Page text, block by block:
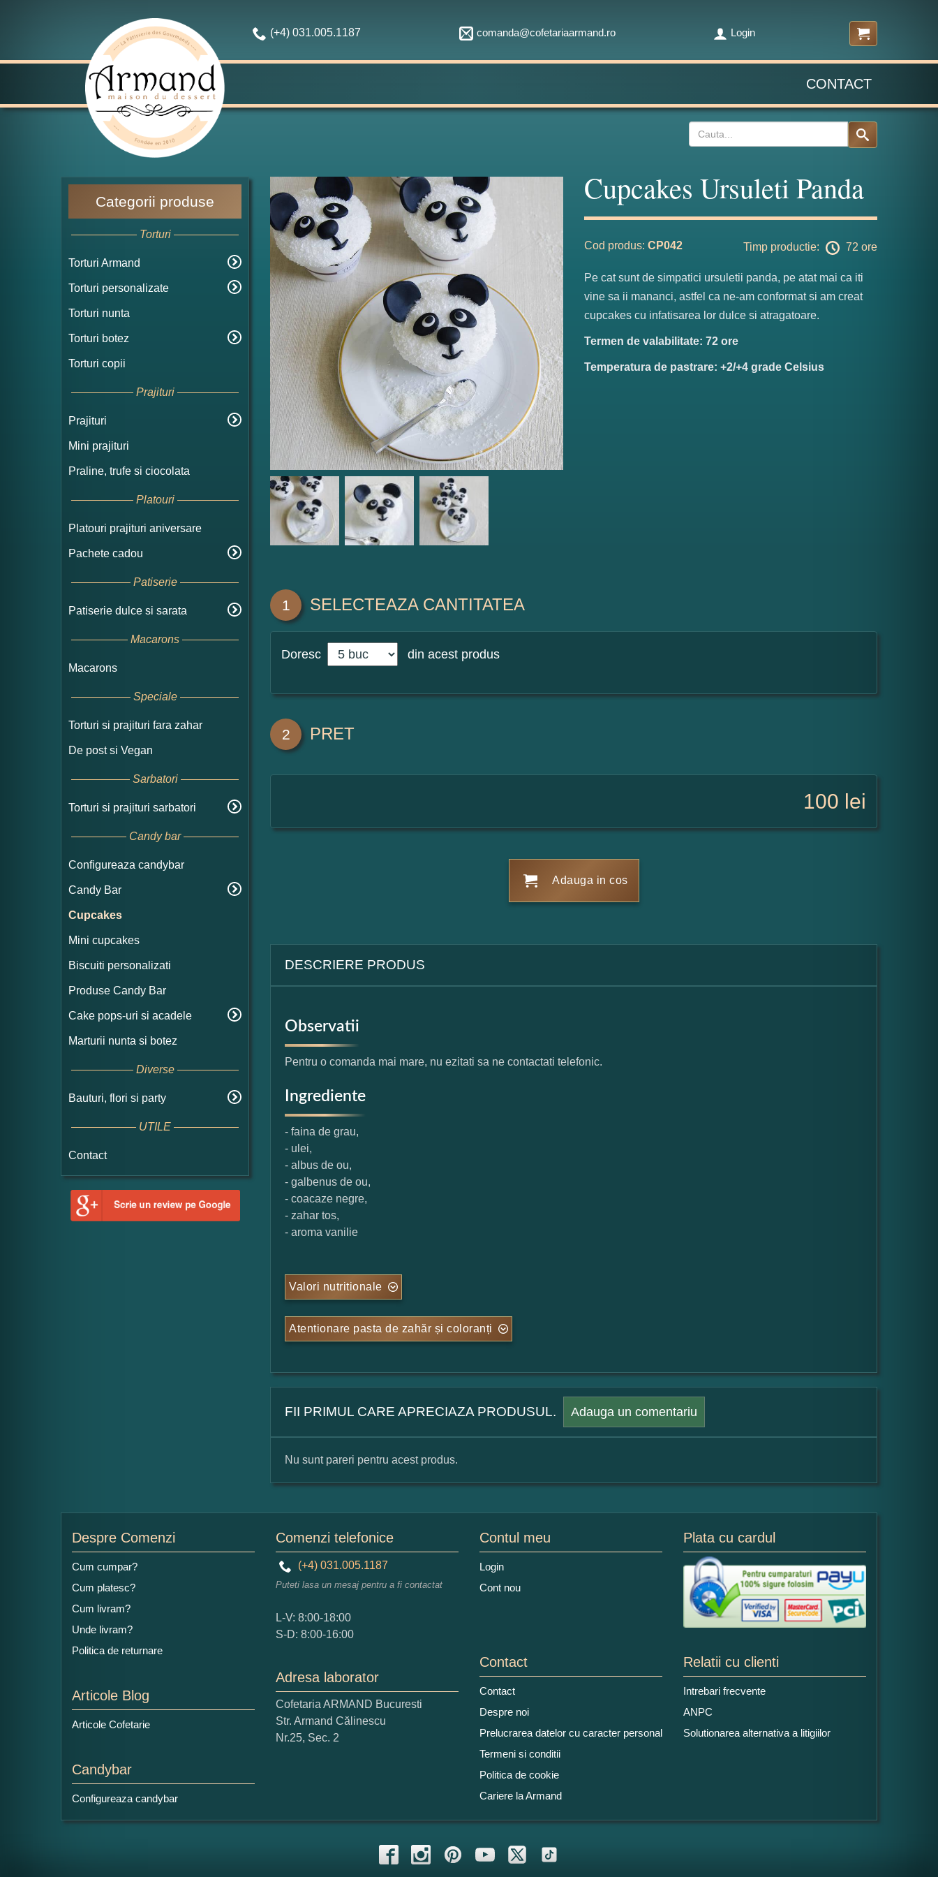
(+4) 031.005.1187 comanda@cofetariaarmand.ro Login
CONTACT
Categorii produse
Torturi
Torturi Armand
Torturi personalizate
Torturi nunta
Torturi botez
Torturi copii
Prajituri
Prajituri
Mini prajituri
Praline, trufe si ciocolata
Platouri
Platouri prajituri aniversare
Pachete cadou
Patiserie
Patiserie dulce si sarata
Macarons
Macarons
Speciale
Torturi si prajituri fara zahar
De post si Vegan
Sarbatori
Torturi si prajituri sarbatori
Candy bar
Configureaza candybar
Candy Bar
Cupcakes
Mini cupcakes
Biscuiti personalizati
Produse Candy Bar
Cake pops-uri si acadele
Marturii nunta si botez
Diverse
Bauturi, flori si party
UTILE
Contact
Cupcakes Ursuleti Panda
Cod produs: CP042 Timp productie: 72 ore
Pe cat sunt de simpatici ursuletii panda, pe atat mai ca iti
vine sa ii mananci, astfel ca ne-am conformat si am creat
cupcakes cu infatisarea lor dulce si atragatoare.
Termen de valabilitate: 72 ore
Temperatura de pastrare: +2/+4 grade Celsius
1 SELECTEAZA CANTITATEA
Doresc din acest produs
2 PRET
100 lei
Adauga in cos
DESCRIERE PRODUS
Observatii
Pentru o comanda mai mare, nu ezitati sa ne contactati telefonic.
Ingrediente
- faina de grau,
- ulei,
- albus de ou,
- galbenus de ou,
- coacaze negre,
- zahar tos,
- aroma vanilie
Valori nutritionale
Atentionare pasta de zahăr și coloranți
FII PRIMUL CARE APRECIAZA PRODUSUL. Adauga un comentariu
Numele dumneavoastra:
Adaugati o parere despre acest produs:
Ce nota acordati acestui produs?
1 2 3
Nu tocmai bun
Nu sunt pareri pentru acest produs.
Despre Comenzi
Cum cumpar?
Cum platesc?
Cum livram?
Unde livram?
Politica de returnare
Articole Blog
Articole Cofetarie
Candybar
Configureaza candybar
Comenzi telefonice
(+4) 031.005.1187
Puteti lasa un mesaj pentru a fi contactat
L-V: 8:00-18:00
S-D: 8:00-16:00
Adresa laborator
Cofetaria ARMAND Bucuresti
Str. Armand Călinescu
Nr.25, Sec. 2
Contul meu
Login
Cont nou
Plata cu cardul
Contact
Contact
Despre noi
Prelucrarea datelor cu caracter personal
Termeni si conditii
Politica de cookie
Cariere la Armand
Relatii cu clienti
Intrebari frecvente
ANPC
Solutionarea alternativa a litigiilor